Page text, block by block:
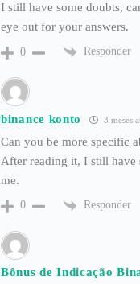
I still have some doubts,
eye out for your answers.
0 Responder
binance konto 3 meses
Can you be more specific
After reading it, I still have
me.
0 Responder
Bônus de Indicação